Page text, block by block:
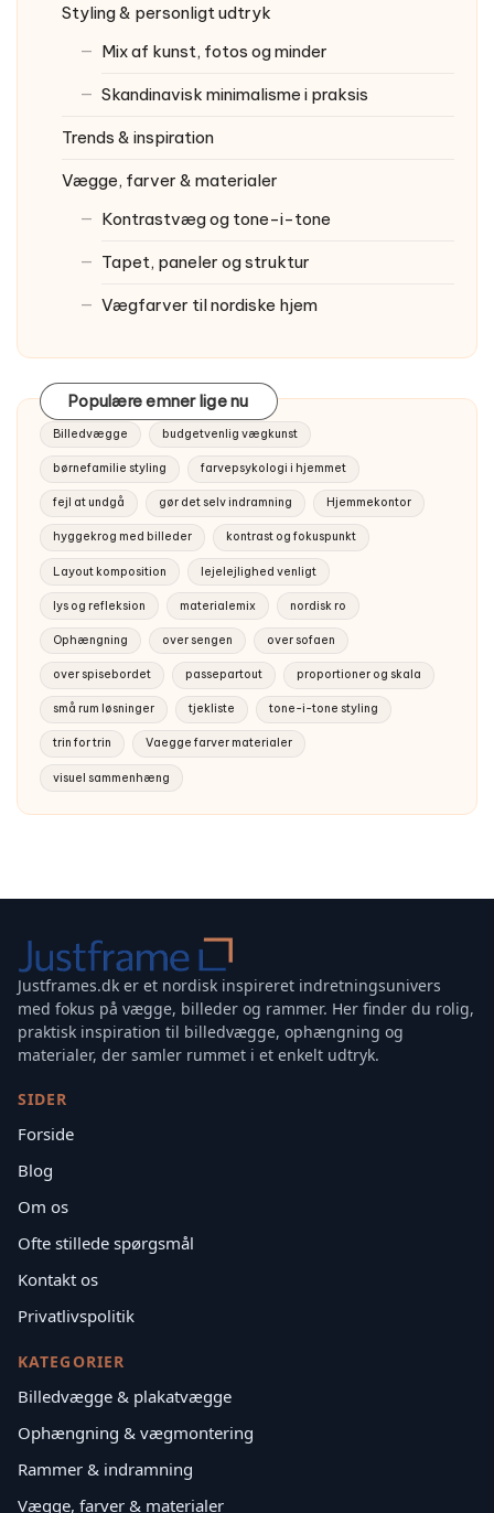
Styling & personligt udtryk
Mix af kunst, fotos og minder
Skandinavisk minimalisme i praksis
Trends & inspiration
Vægge, farver & materialer
Kontrastvæg og tone-i-tone
Tapet, paneler og struktur
Vægfarver til nordiske hjem
Populære emner lige nu
Billedvægge budgetvenlig vægkunst
børnefamilie styling farvepsykologi i hjemmet
fejl at undgå gør det selv indramning Hjemmekontor
hyggekrog med billeder kontrast og fokuspunkt
Layout komposition lejelejlighed venligt
lys og refleksion materialemix nordisk ro
Ophængning over sengen over sofaen
over spisebordet passepartout proportioner og skala
små rum løsninger tjekliste tone-i-tone styling
trin for trin Vaegge farver materialer
visuel sammenhæng
Justframes.dk er et nordisk inspireret indretningsunivers
med fokus på vægge, billeder og rammer. Her finder du rolig,
praktisk inspiration til billedvægge, ophængning og
materialer, der samler rummet i et enkelt udtryk.
SIDER
Forside
Blog
Om os
Ofte stillede spørgsmål
Kontakt os
Privatlivspolitik
KATEGORIER
Billedvægge & plakatvægge
Ophængning & vægmontering
Rammer & indramning
Vægge, farver & materialer